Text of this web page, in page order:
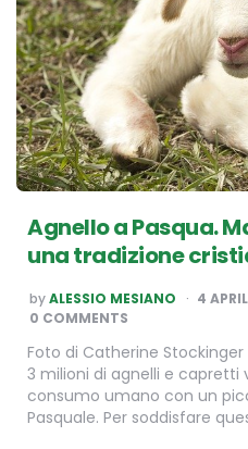
Agnello a Pasqua.
una tradizione
POSTED
BY
byALESSIO MESIANO 4
0 COMMENTS
Foto di Catherine
3 milioni di agnelli e capretti
consumo umano con un
Pasquale. Per soddisfare